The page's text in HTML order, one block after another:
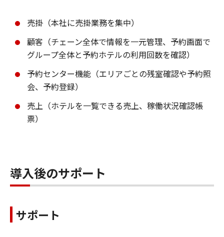
売掛（本社に売掛業務を集中）
顧客（チェーン全体で情報を一元管理、予約画面で
グループ全体と予約ホテルの利用回数を確認）
予約センター機能（エリアごとの残室確認や予約照
会、予約登録）
売上（ホテルを一覧できる売上、稼働状況確認帳
票）
導入後のサポート
サポート